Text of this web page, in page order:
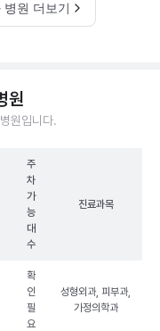
원 더보기
원
원입니다.
주
차
가
능
대
수
진료과목
확
인
필
요
성형외과, 피부과,
가정의학과